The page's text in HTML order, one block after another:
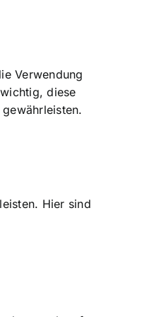
Verwendung
diese
Hier sind